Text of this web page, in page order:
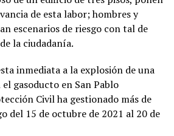
de esta labor; hombres y
escenarios de riesgo con tal de
la ciudadanía.
inmediata a la explosión de una
gasoducto en San Pablo
Civil ha gestionado más de
del 15 de octubre de 2021 al 20 de